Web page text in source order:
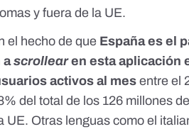
y fuera de la UE.
el hecho de que España es el
ascrollearen esta aplicación
activos al mes entre el
del total de los 126 millones
UE. Otras lenguas como el